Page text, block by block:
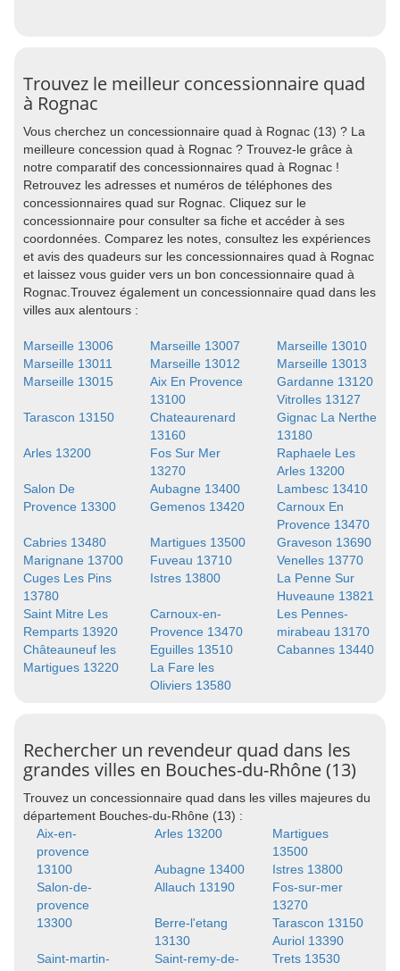
Trouvez le meilleur concessionnaire quad
à Rognac
Vous cherchez un concessionnaire quad à Rognac (13) ? La
meilleure concession quad à Rognac ? Trouvez-le grâce à
notre comparatif des concessionnaires quad à Rognac !
Retrouvez les adresses et numéros de téléphones des
concessionnaires quad sur Rognac. Cliquez sur le
concessionnaire pour consulter sa fiche et accéder à ses
coordonnées. Comparez les notes, consultez les expériences
et avis des quadeurs sur les concessionnaires quad à Rognac
et laissez vous guider vers un bon concessionnaire quad à
Rognac.Trouvez également un concessionnaire quad dans les
villes aux alentours :
Marseille 13006 Marseille 13007
Marseille 13010
Marseille 13011
Marseille 13012
Marseille 13013
Marseille 13015
Aix En Provence
13100
Gardanne 13120
Vitrolles 13127
Tarascon 13150
Chateaurenard
13160
Gignac La Nerthe
13180
Arles 13200
Fos Sur Mer
13270
Raphaele Les
Arles 13200
Salon De
Provence 13300
Aubagne 13400
Lambesc 13410
Gemenos 13420
Carnoux En
Provence 13470
Cabries 13480
Martigues 13500
Graveson 13690
Marignane 13700
Fuveau 13710
Venelles 13770
Cuges Les Pins
13780
Istres 13800
La Penne Sur
Huveaune 13821
Saint Mitre Les
Remparts 13920
Carnoux-en-
Provence 13470
Les Pennes-
mirabeau 13170
Châteauneuf les
Martigues 13220
Eguilles 13510
Cabannes 13440
La Fare les
Oliviers 13580
Rechercher un revendeur quad dans les
grandes villes en Bouches-du-Rhône (13)
Trouvez un concessionnaire quad dans les villes majeures du
département Bouches-du-Rhône (13) :
Aix-en-
provence
13100
Arles 13200
Martigues
13500
Aubagne 13400
Istres 13800
Salon-de-
provence
13300
Allauch 13190
Fos-sur-mer
13270
Berre-l'etang
13130
Tarascon 13150
Auriol 13390
Saint-martin-
Saint-remy-de-
Trets 13530